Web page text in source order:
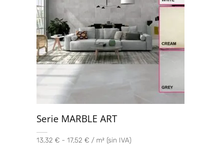
Serie MARBLE ART
13,32 € - 17,52 € / m² (sin IVA)